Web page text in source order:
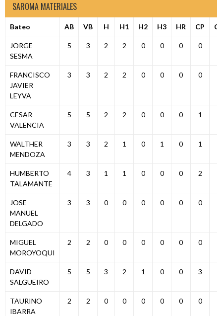
SAROMA MATERIALES
Bateo AB VB H H1 H2 H3 HR CP
JORGE
SESMA
5 3 2 2 0 0 0 0
FRANCISCO
JAVIER
LEYVA
3 3 2 2 0 0 0 0
CESAR
VALENCIA
5 5 2 2 0 0 0 1
WALTHER
MENDOZA
3 3 2 1 0 1 0 1
HUMBERTO
TALAMANTE
4 3 1 1 0 0 0 2
JOSE
MANUEL
DELGADO
3 3 0 0 0 0 0 0
MIGUEL
MOROYOQUI
2 2 0 0 0 0 0 0
DAVID
SALGUEIRO
5 5 3 2 1 0 0 3
TAURINO
IBARRA
2 2 0 0 0 0 0 0